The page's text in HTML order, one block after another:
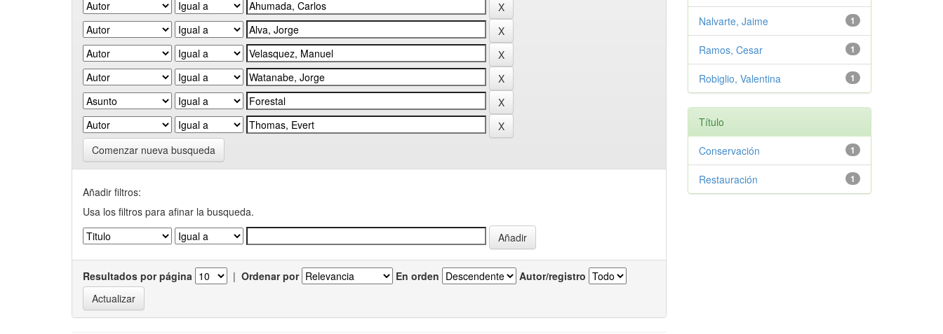
Comenzar nueva busqueda
Añadir filtros:
Usa los filtros para afinar la busqueda.
Resultados por página | Ordenar por En orden Autor/registro
1
Nalvarte, Jaime
1
Ramos, Cesar
1
Robiglio, Valentina
Título
1
Conservación
1
Restauración